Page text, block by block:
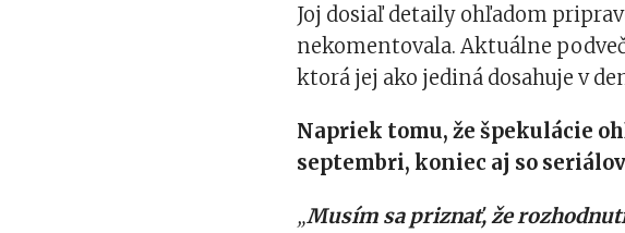
Joj dosiaľ detaily ohľadom
nekomentovala. Aktuálne
ktorá jej ako jediná dosahuje v
Napriek tomu, že špekulácie
septembri, koniec aj so
„Musím sa priznať, že